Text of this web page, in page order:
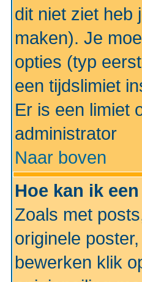
dit niet ziet heb
maken). Je
opties (typ
een tijdslimiet
Er is een limiet
administrator
Naar boven
Hoe kan ik
Zoals met
originele
bewerken klik